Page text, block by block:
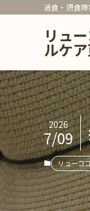
過食・摂食
リュ
ルケ
2026
7/09
リューコ